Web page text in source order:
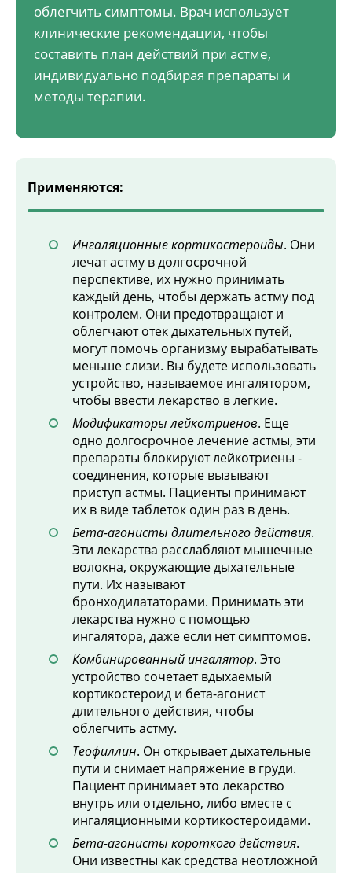
облегчить симптомы. Врач использует
клинические рекомендации, чтобы
составить план действий при астме,
индивидуально подбирая препараты и
методы терапии.
Применяются:
Ингаляционные кортикостероиды. Они
лечат астму в долгосрочной
перспективе, их нужно принимать
каждый день, чтобы держать астму под
контролем. Они предотвращают и
облегчают отек дыхательных путей,
могут помочь организму вырабатывать
меньше слизи. Вы будете использовать
устройство, называемое ингалятором,
чтобы ввести лекарство в легкие.
Модификаторы лейкотриенов. Еще
одно долгосрочное лечение астмы, эти
препараты блокируют лейкотриены -
соединения, которые вызывают
приступ астмы. Пациенты принимают
их в виде таблеток один раз в день.
Бета-агонисты длительного действия.
Эти лекарства расслабляют мышечные
волокна, окружающие дыхательные
пути. Их называют
бронходилататорами. Принимать эти
лекарства нужно с помощью
ингалятора, даже если нет симптомов.
Комбинированный ингалятор. Это
устройство сочетает вдыхаемый
кортикостероид и бета-агонист
длительного действия, чтобы
облегчить астму.
Теофиллин. Он открывает дыхательные
пути и снимает напряжение в груди.
Пациент принимает это лекарство
внутрь или отдельно, либо вместе с
ингаляционными кортикостероидами.
Бета-агонисты короткого действия.
Они известны как средства неотложной